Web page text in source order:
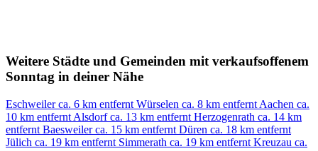
Weitere Städte und Gemeinden mit verkaufsoffenem
Sonntag in deiner Nähe
Eschweiler ca. 6 km entfernt Würselen ca. 8 km entfernt Aachen ca.
10 km entfernt Alsdorf ca. 13 km entfernt Herzogenrath ca. 14 km
entfernt Baesweiler ca. 15 km entfernt Düren ca. 18 km entfernt
Jülich ca. 19 km entfernt Simmerath ca. 19 km entfernt Kreuzau ca.